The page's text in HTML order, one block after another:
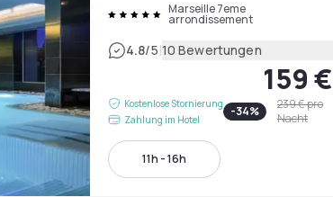
Marseille 7eme
arrondissement
4.8/5|10 Bewertungen
Kostenlose Stornierung
Zahlung im Hotel
159 €
-34% 239 €pro
Nacht
11h - 16h